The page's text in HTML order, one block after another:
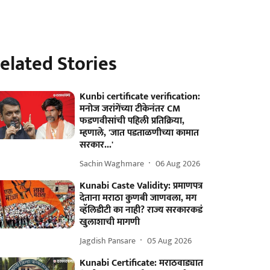
Stories
Kunbi certificate verification:
मनोज जरांगेंच्या टीकेनंतर CM
फडणवीसांची पहिली प्रतिक्रिया,
म्हणाले, 'जात पडताळणीच्या कामात
सरकार...'
Sachin Waghmare 06 Aug 2026
Kunabi Caste Validity: प्रमाणपत्र
देताना मराठा कुणबी जाणवला, मग
व्हॅलिडीटी का नाही? राज्य सरकारकडं
खुलाशाची मागणी
Jagdish Pansare 05 Aug 2026
Kunabi Certificate: मराठवाड्यात